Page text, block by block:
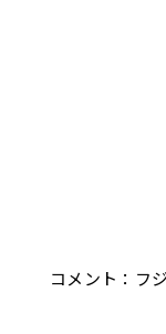
コメント：フ